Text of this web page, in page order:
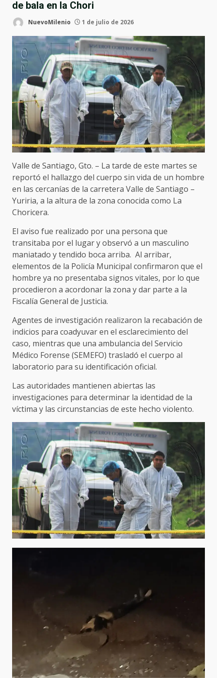
de bala en la Chori
NuevoMilenio 1 de julio de 2026
Valle de Santiago, Gto. – La tarde de este martes se
reportó el hallazgo del cuerpo sin vida de un hombre
en las cercanías de la carretera Valle de Santiago –
Yuriria, a la altura de la zona conocida como La
Choricera.
El aviso fue realizado por una persona que
transitaba por el lugar y observó a un masculino
maniatado y tendido boca arriba. Al arribar,
elementos de la Policía Municipal confirmaron que el
hombre ya no presentaba signos vitales, por lo que
procedieron a acordonar la zona y dar parte a la
Fiscalía General de Justicia.
Agentes de investigación realizaron la recabación de
indicios para coadyuvar en el esclarecimiento del
caso, mientras que una ambulancia del Servicio
Médico Forense (SEMEFO) trasladó el cuerpo al
laboratorio para su identificación oficial.
Las autoridades mantienen abiertas las
investigaciones para determinar la identidad de la
víctima y las circunstancias de este hecho violento.